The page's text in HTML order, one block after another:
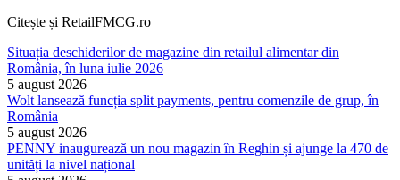
Citește și RetailFMCG.ro
Situația deschiderilor de magazine din retailul alimentar din
România, în luna iulie 2026
5 august 2026
Wolt lansează funcția split payments, pentru comenzile de grup, în
România
5 august 2026
PENNY inaugurează un nou magazin în Reghin și ajunge la 470 de
unități la nivel național